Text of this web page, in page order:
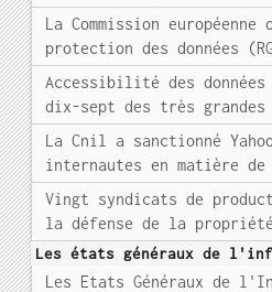
La Commission
protection des données
Accessibilité des données
dix-sept des très grandes
La Cnil a sanctionné
internautes en matière de
Vingt syndicats de
la défense de la
Les états généraux de
Les Etats Généraux de